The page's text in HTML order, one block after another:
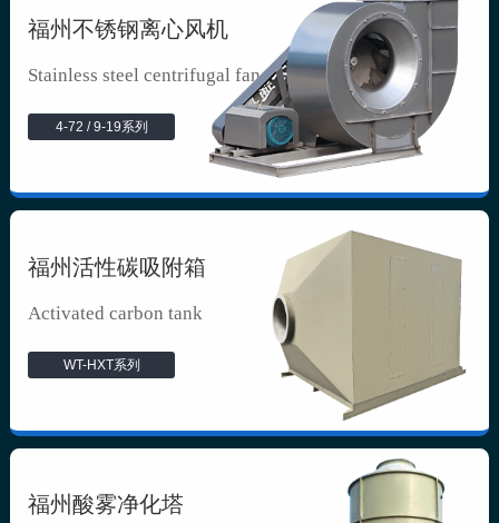
福州不锈钢离心风机
Stainless steel centrifugal fan
4-72 / 9-19系列
福州活性碳吸附箱
Activated carbon tank
WT-HXT系列
福州酸雾净化塔